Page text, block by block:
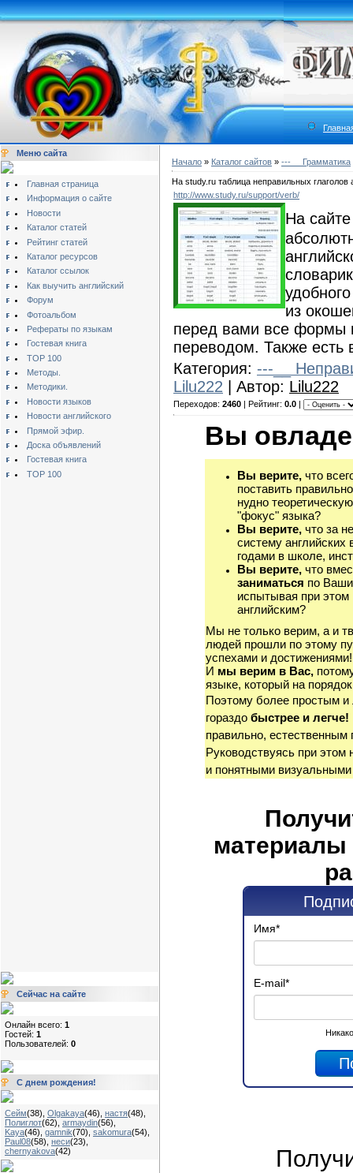
Меню сайта
Главная страница
Информация о сайте
Новости
Каталог статей
Рейтинг статей
Каталог ресурсов
Каталог ссылок
Как выучить английский
Форум
Фотоальбом
Рефераты по языкам
Гостевая книга
TOP 100
Методы.
Методики.
Новости языков
Новости английского
Прямой эфир.
Доска объявлений
Гостевая книга
TOP 100
Сейчас на сайте
Онлайн всего: 1
Гостей: 1
Пользователей: 0
С днем рождения!
Сейм(38) Olgakaya(46) настя(48)
Полиглот(62) armaydin(56)
Kaya(46) gamnik(70) sakomura(54)
Paul08(58) неси(23)
chernyakova(42)
Начало » Каталог сайтов » ---__ Грамматика
На study.ru таблица неправильных глаголов
http://www.study.ru/support/verb/
На сайте
из
перед вами все формы
переводом. Также есть
Категория: ---__
Lilu222 | Автор: Lilu222
Переходов: 2460 | Рейтинг: 0.0 |
Вы
Вы верите, что
поставить
нудно
"фокус" языка?
Вы верите, что за
систему
годами в школе,
Вы верите, что
заниматься по
испытывая при этом
английским?
Мы не только верим, а и
людей прошли по этому
успехами и достижениями!
И мы верим в Вас,
языке, который на
Поэтому более простым
гораздо быстрее и легче!
правильно, естественным
Руководствуясь при
и понятными
материалы
Имя*
E-mail*